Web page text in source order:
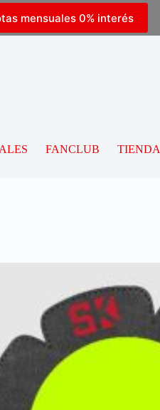
mensuales 0% interés
FANCLUB TIENDA